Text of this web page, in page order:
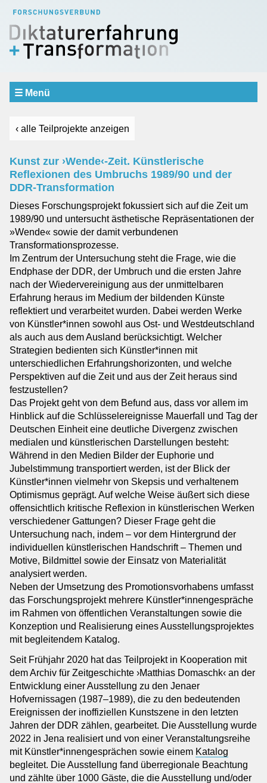
☰ Menü
Verbund
Erfahrung und Erinnerung
Repräsentation und Urteilsbildung
Dialog und Vermittlung
Teilprojekte
Einblicke
Gastprofessur
Mitarbeiter
Institutionen
Kooperationspartner
Kontakt
Ansprechpersonen
Impressum
Anmeldung Newsletter
Datenschutz
Barrierefreiheitserklärung
‹ alle Teilprojekte anzeigen
Kunst zur ›Wende‹-Zeit. Künstlerische
Reflexionen des Umbruchs 1989/90 und der
DDR-Transformation
Dieses Forschungsprojekt fokussiert sich auf die Zeit um
1989/90 und untersucht ästhetische Repräsentationen der
»Wende« sowie der damit verbundenen
Transformationsprozesse.
Im Zentrum der Untersuchung steht die Frage, wie die
Endphase der DDR, der Umbruch und die ersten Jahre
nach der Wiedervereinigung aus der unmittelbaren
Erfahrung heraus im Medium der bildenden Künste
reflektiert und verarbeitet wurden. Dabei werden Werke
von Künstler*innen sowohl aus Ost- und Westdeutschland
als auch aus dem Ausland berücksichtigt. Welcher
Strategien bedienten sich Künstler*innen mit
unterschiedlichen Erfahrungshorizonten, und welche
Perspektiven auf die Zeit und aus der Zeit heraus sind
festzustellen?
Das Projekt geht von dem Befund aus, dass vor allem im
Hinblick auf die Schlüsselereignisse Mauerfall und Tag der
Deutschen Einheit eine deutliche Divergenz zwischen
medialen und künstlerischen Darstellungen besteht:
Während in den Medien Bilder der Euphorie und
Jubelstimmung transportiert werden, ist der Blick der
Künstler*innen vielmehr von Skepsis und verhaltenem
Optimismus geprägt. Auf welche Weise äußert sich diese
offensichtlich kritische Reflexion in künstlerischen Werken
verschiedener Gattungen? Dieser Frage geht die
Untersuchung nach, indem – vor dem Hintergrund der
individuellen künstlerischen Handschrift – Themen und
Motive, Bildmittel sowie der Einsatz von Materialität
analysiert werden.
Neben der Umsetzung des Promotionsvorhabens umfasst
das Forschungsprojekt mehrere Künstler*innengespräche
im Rahmen von öffentlichen Veranstaltungen sowie die
Konzeption und Realisierung eines Ausstellungsprojektes
mit begleitendem Katalog.
Seit Frühjahr 2020 hat das Teilprojekt in Kooperation mit
dem Archiv für Zeitgeschichte ›Matthias Domaschk‹ an der
Entwicklung einer Ausstellung zu den Jenaer
Hofvernissagen (1987–1989), die zu den bedeutenden
Ereignissen der inoffiziellen Kunstszene in den letzten
Jahren der DDR zählen, gearbeitet. Die Ausstellung wurde
2022 in Jena realisiert und von einer Veranstaltungsreihe
mit Künstler*innengesprächen sowie einem Katalog
begleitet. Die Ausstellung fand überregionale Beachtung
und zählte über 1000 Gäste, die die Ausstellung und/oder